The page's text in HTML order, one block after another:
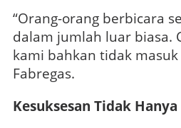
“Orang-orang berbicara
dalam jumlah luar biasa.
kami bahkan tidak masuk
Fabregas.
Kesuksesan Tidak